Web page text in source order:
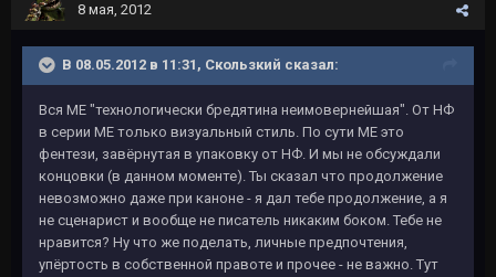
8 мая, 2012
В 08.05.2012 в 11:31, Скользкий сказал:
Вся МЕ "технологически бредятина неимовернейшая". От НФ
в серии МЕ только визуальный стиль. По сути МЕ это
фентези, завёрнутая в упаковку от НФ. И мы не обсуждали
концовки (в данном моменте). Ты сказал что продолжение
невозможно даже при каноне - я дал тебе продолжение, а я
не сценарист и вообще не писатель никаким боком. Тебе не
нравится? Ну что же поделать, личные предпочтения,
упёртость в собственной правоте и прочее - не важно. Тут